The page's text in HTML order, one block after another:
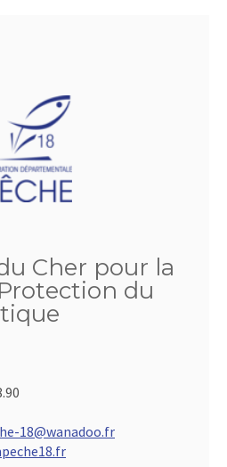
Cher pour la
du
18@wanadoo.fr